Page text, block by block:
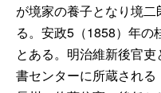
が境家の養子となり境
る。安政5（1858）年
とある。明治維新後官
書センターに所蔵され